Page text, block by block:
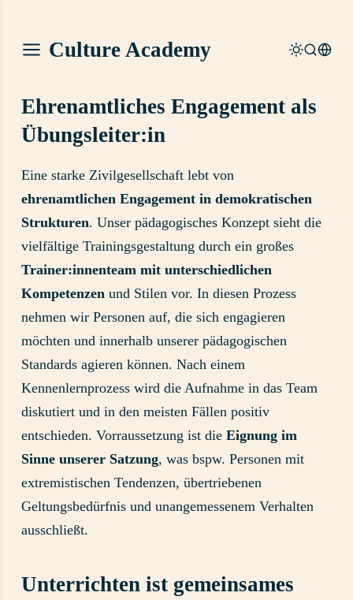
Culture Academy
Ehrenamtliches Engagement als
Übungsleiter:in
Eine starke Zivilgesellschaft lebt von
ehrenamtlichen Engagement in demokratischen
Strukturen. Unser pädagogisches Konzept sieht die
vielfältige Trainingsgestaltung durch ein großes
Trainer:innenteam mit unterschiedlichen
Kompetenzen und Stilen vor. In diesen Prozess
nehmen wir Personen auf, die sich engagieren
möchten und innerhalb unserer pädagogischen
Standards agieren können. Nach einem
Kennenlernprozess wird die Aufnahme in das Team
diskutiert und in den meisten Fällen positiv
entschieden. Vorraussetzung ist die Eignung im
Sinne unserer Satzung, was bspw. Personen mit
extremistischen Tendenzen, übertriebenen
Geltungsbedürfnis und unangemessenem Verhalten
ausschließt.
Unterrichten ist gemeinsames